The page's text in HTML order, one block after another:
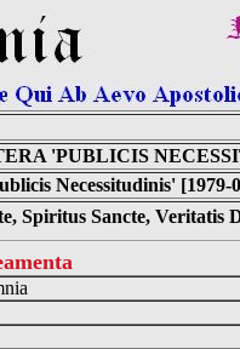
'PUBLICIS
Necessitudinis' [1979-
Spiritus Sancte, Veritatis